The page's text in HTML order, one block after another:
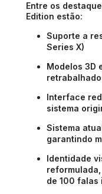
Entre os
Edition estão:
Suporte a
Series X)
Modelos 3D
Interface
sistema
Sistema
garantindo
Identidade
de 100 falas